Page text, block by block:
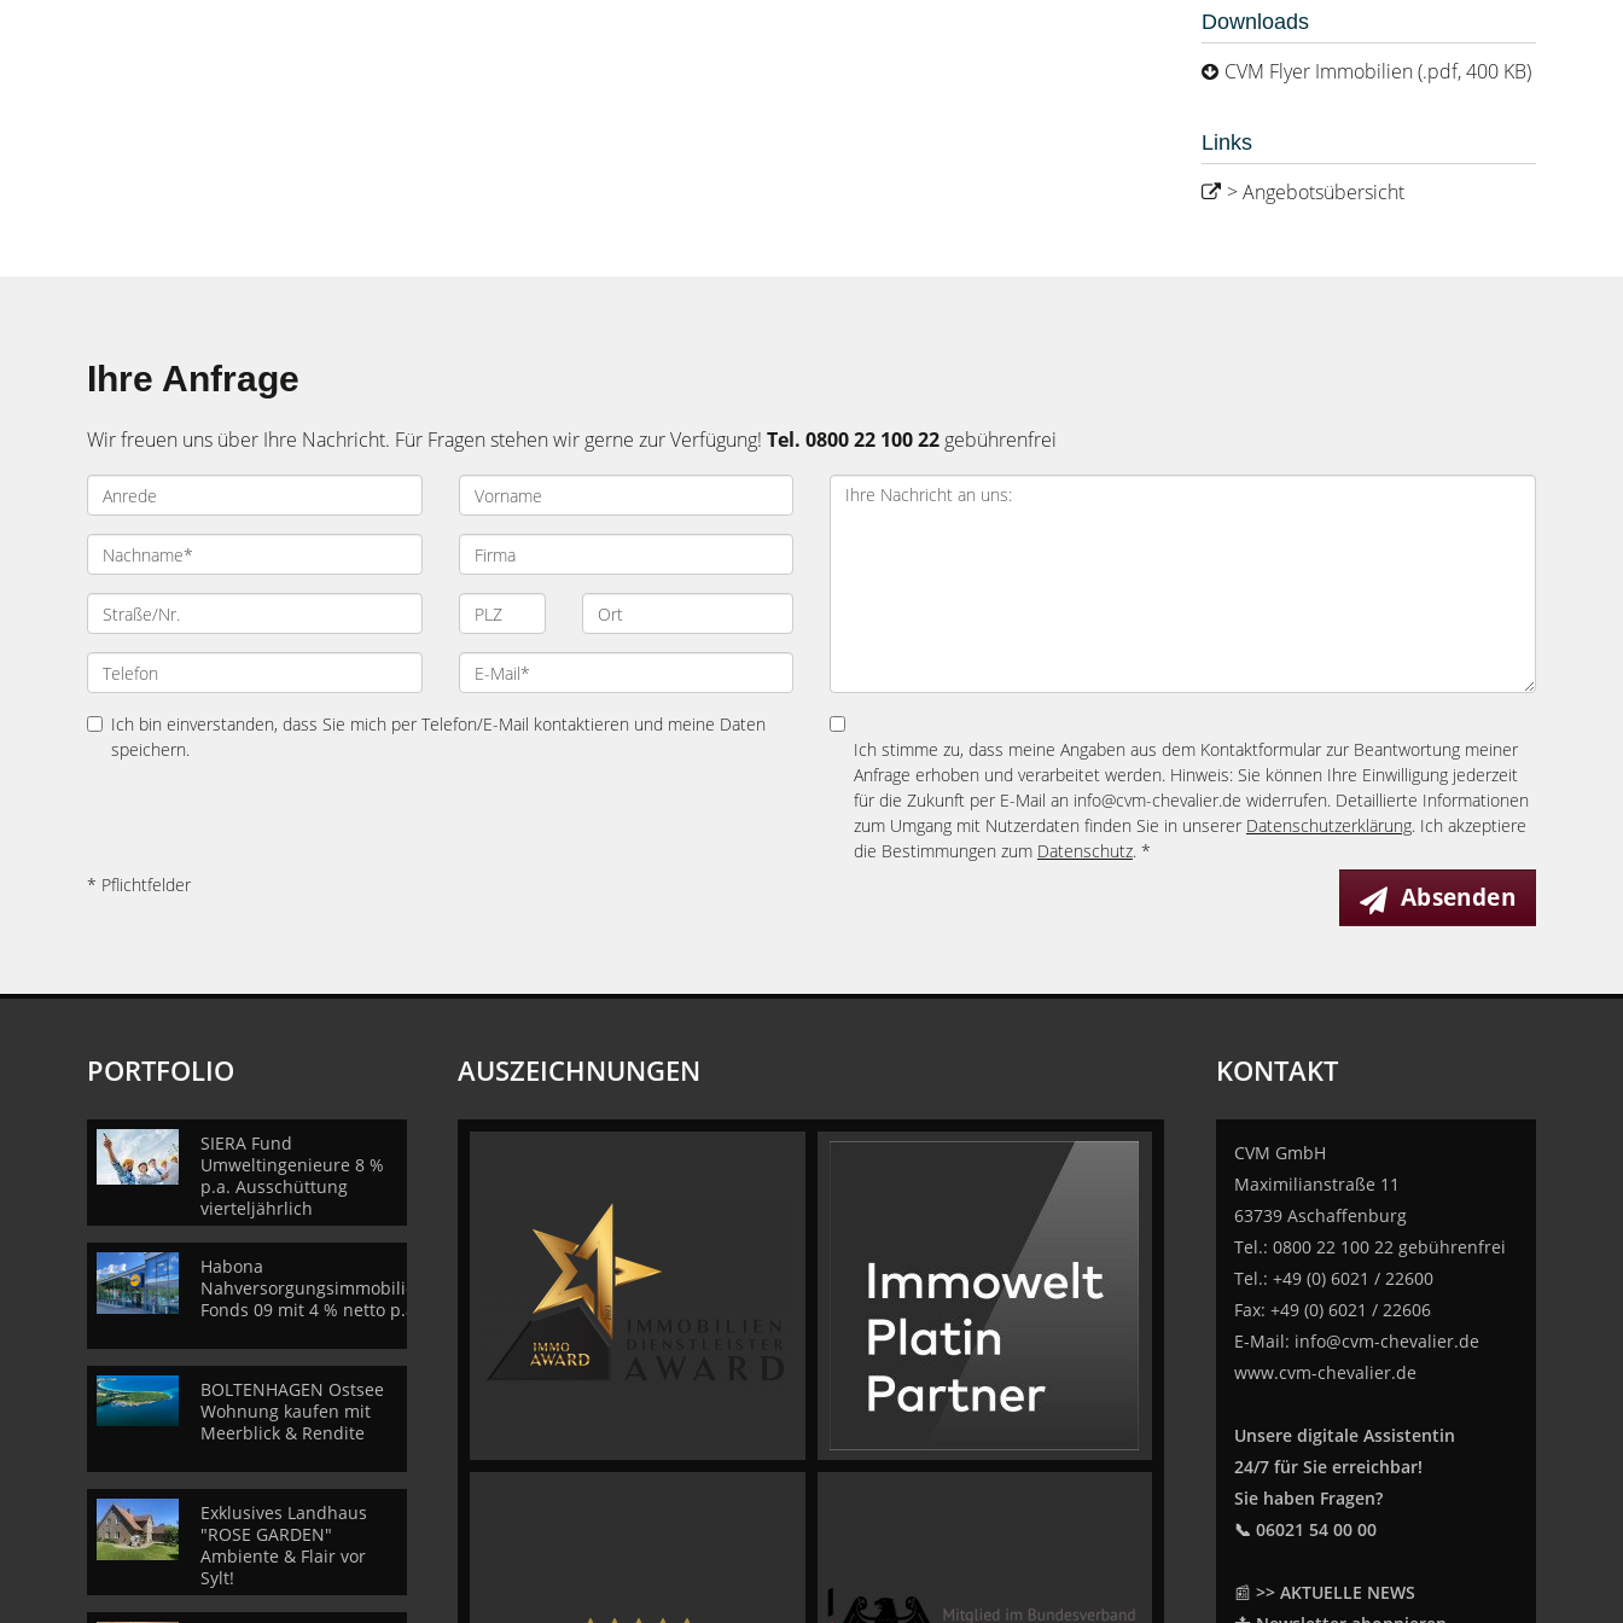
Downloads
CVM Flyer Immobilien (.pdf, 400 KB)
Links
> Angebotsübersicht
Ihre Anfrage
Wir freuen uns über Ihre Nachricht. Für Fragen stehen wir gerne zur Verfügung! Tel. 0800 22 100 22 gebührenfrei
Ich bin einverstanden, dass Sie mich per Telefon/E-Mail kontaktieren und meine Daten
speichern.
Ich stimme zu, dass meine Angaben aus dem Kontaktformular zur Beantwortung meiner
Anfrage erhoben und verarbeitet werden. Hinweis: Sie können Ihre Einwilligung jederzeit
für die Zukunft per E-Mail an info@cvm-chevalier.de widerrufen. Detaillierte Informationen
zum Umgang mit Nutzerdaten finden Sie in unserer Datenschutzerklärung. Ich akzeptiere
die Bestimmungen zum Datenschutz. *
* Pflichtfelder
Absenden
PORTFOLIO
SIERA Fund
Umweltingenieure 8 %
p.a. Ausschüttung
vierteljährlich
Habona
Nahversorgungsimmobilien
Fonds 09 mit 4 % netto p.a.
BOLTENHAGEN Ostsee
Wohnung kaufen mit
Meerblick & Rendite
Exklusives Landhaus
"ROSE GARDEN"
Ambiente & Flair vor
Sylt!
AUSZEICHNUNGEN KONTAKT
CVM GmbH
Maximilianstraße 11
63739 Aschaffenburg
Tel.: 0800 22 100 22 gebührenfrei
Tel.: +49 (0) 6021 / 22600
Fax: +49 (0) 6021 / 22606
E-Mail: info@cvm-chevalier.de
www.cvm-chevalier.de
Unsere digitale Assistentin
24/7 für Sie erreichbar!
Sie haben Fragen?
📞 06021 54 00 00
📰 >> AKTUELLE NEWS